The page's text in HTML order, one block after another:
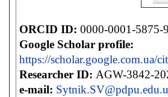
ORCID ID: 0000-0001-5875-
Google Scholar profile:
https://
Researcher ID: AGW-3842-
e-mail: